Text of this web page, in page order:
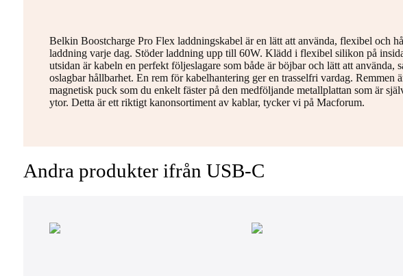
Belkin Boostcharge Pro Flex laddningskabel är en lätt att använda, flexibel och
laddning varje dag. Stöder laddning upp till 60W. Klädd i flexibel silikon på
utsidan är kabeln en perfekt följeslagare som både är böjbar och lätt att använda,
oslagbar hållbarhet. En rem för kabelhantering ger en trasselfri vardag. Remmen
magnetisk puck som du enkelt fäster på den medföljande metallplattan som är
ytor. Detta är ett riktigt kanonsortiment av kablar, tycker vi på Macforum.
Andra produkter ifrån USB-C